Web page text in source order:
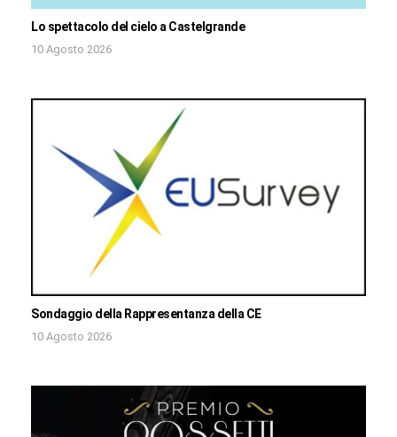
Lo spettacolo del cielo a Castelgrande
10 Agosto 2026
Sondaggio della Rappresentanza della CE
10 Agosto 2026